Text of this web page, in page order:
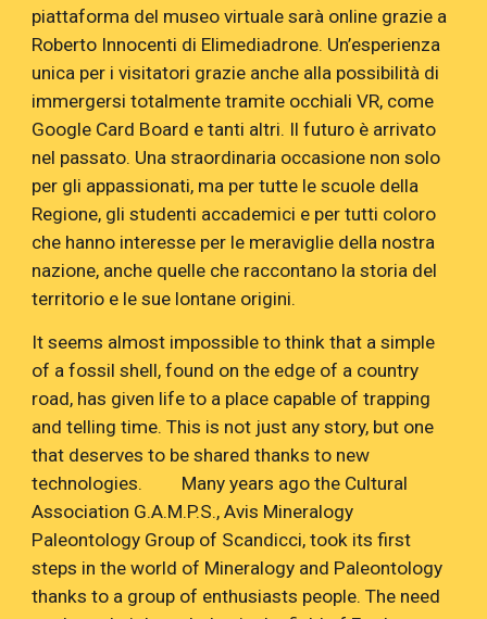
piattaforma del museo virtuale sarà online grazie a
Roberto Innocenti di Elimediadrone. Un’esperienza
unica per i visitatori grazie anche alla possibilità di
immergersi totalmente tramite occhiali VR, come
Google Card Board e tanti altri. Il futuro è arrivato
nel passato. Una straordinaria occasione non solo
per gli appassionati, ma per tutte le scuole della
Regione, gli studenti accademici e per tutti coloro
che hanno interesse per le meraviglie della nostra
nazione, anche quelle che raccontano la storia del
territorio e le sue lontane origini.
It seems almost impossible to think that a simple
of a fossil shell, found on the edge of a country
road, has given life to a place capable of trapping
and telling time. This is not just any story, but one
that deserves to be shared thanks to new
technologies. Many years ago the Cultural
Association G.A.M.P.S., Avis Mineralogy
Paleontology Group of Scandicci, took its first
steps in the world of Mineralogy and Paleontology
thanks to a group of enthusiasts people. The need